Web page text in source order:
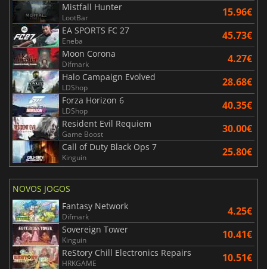
Mistfall Hunter
LootBar 15.96€
EA SPORTS FC 27
Eneba 45.73€
Moon Corona
Difmark 4.27€
Halo Campaign Evolved
LDShop 28.68€
Forza Horizon 6
LDShop 40.35€
Resident Evil Requiem
Game Boost 30.00€
Call of Duty Black Ops 7
Kinguin 25.80€
NOVOS JOGOS
Fantasy Network
Difmark 4.25€
Sovereign Tower
Kinguin 10.41€
ReStory Chill Electronics Repairs
HRKGAME 10.51€